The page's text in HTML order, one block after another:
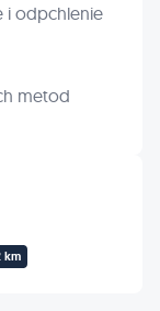
km
i odpchlenie
metod